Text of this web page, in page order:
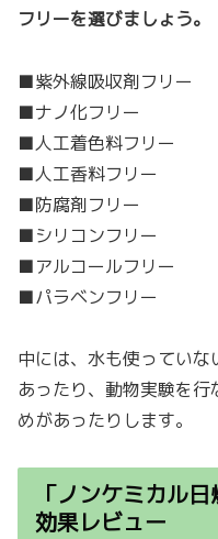
フリーを選びましょう。
■紫外線吸収剤フリー
■ナノ化フリー
■人工着色料フリー
■人工香料フリー
■防腐剤フリー
■シリコンフリー
■アルコールフリー
■パラベンフリー
中には、水も使ってい
あったり、動物実験を
めがあったりします。
「ノンケミカル
効果レビュー